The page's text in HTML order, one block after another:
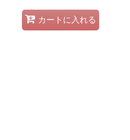
カートに入れる